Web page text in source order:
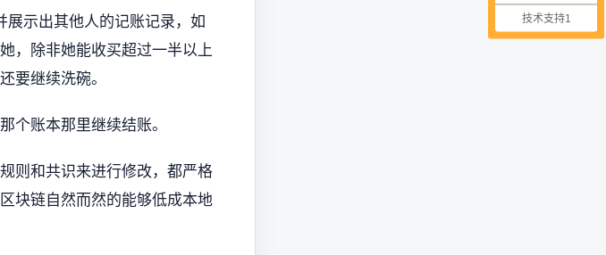
示出其他人的记账记录，如
，除非她能收买超过一半以上
要继续洗碗。
个账本那里继续结账。
则和共识来进行修改，都严格
块链自然而然的能够低成本地
技术支持1